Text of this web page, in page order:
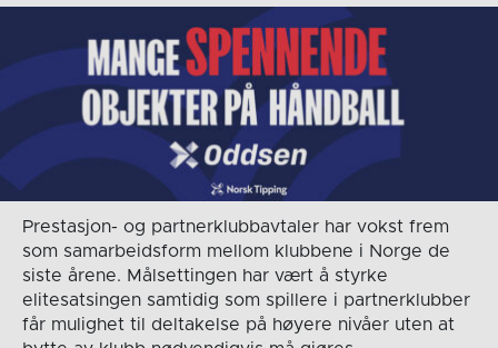
Prestasjon- og partnerklubbavtaler har vokst frem
som samarbeidsform mellom klubbene i Norge de
siste årene. Målsettingen har vært å styrke
elitesatsingen samtidig som spillere i partnerklubber
får mulighet til deltakelse på høyere nivåer uten at